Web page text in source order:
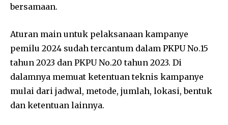
bersamaan.
Aturan main untuk pelaksanaan kampanye
pemilu 2024 sudah tercantum dalam PKPU No.15
tahun 2023 dan PKPU No.20 tahun 2023. Di
dalamnya memuat ketentuan teknis kampanye
mulai dari jadwal, metode, jumlah, lokasi, bentuk
dan ketentuan lainnya.